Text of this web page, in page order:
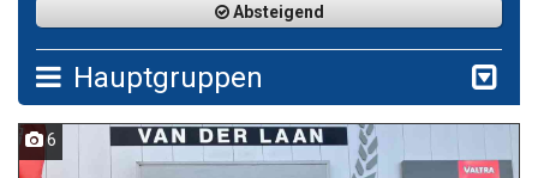
Absteigend
Hauptgruppen
6